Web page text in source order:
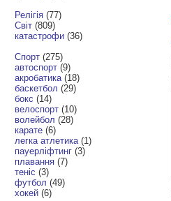
Релігія (77)
Світ (809)
катастрофи (36)
Спорт (275)
автоспорт (9)
акробатика (18)
баскетбол (29)
бокс (14)
велоспорт (10)
волейбол (28)
карате (6)
легка атлетика (1)
пауерліфтинг (3)
плавання (7)
теніс (3)
футбол (49)
хокей (6)